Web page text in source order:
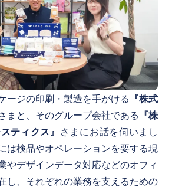
ージの印刷・製造を手がける 『株式
まと、そのグループ会社である 『株
ティクス』 さまにお話を伺いまし
は検品やオペレーションを要する現
やデザインデータ対応などのオフィ
し、それぞれの業務を支えるための